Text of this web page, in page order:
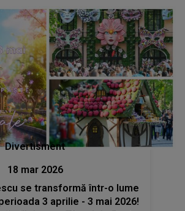
Divertisment
18 mar 2026
se transformă într-o lume
3 aprilie - 3 mai 2026!